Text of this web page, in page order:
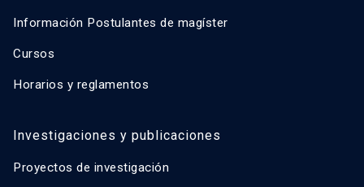
Información Postulantes de magíster
Cursos
Horarios y reglamentos
Investigaciones y publicaciones
Proyectos de investigación